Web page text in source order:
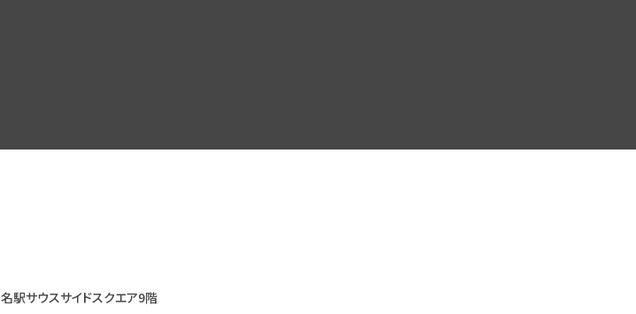
名駅サウスサイドスクエア9階